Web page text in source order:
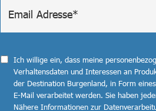
Ich willige ein, dass meine
Verhaltensdaten und Interessen an
der Destination Burgenland, in Form
E-Mail verarbeitet werden. Sie haben
Nähere Informationen zur